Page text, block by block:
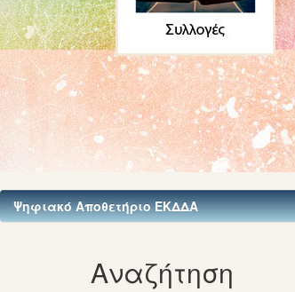
Ψηφιακό Αποθετήριο ΕΚΔΔΑ
Αναζήτηση